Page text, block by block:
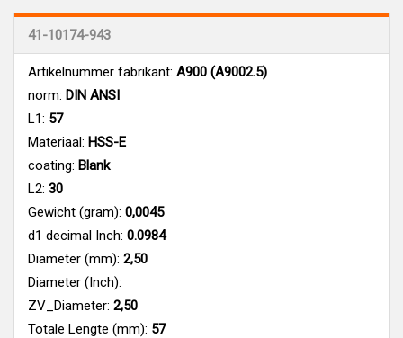
41-10174-943
Artikelnummer fabrikant: A900 (A9002.5)
norm: DIN ANSI
L1: 57
Materiaal: HSS-E
coating: Blank
L2: 30
Gewicht (gram): 0,0045
d1 decimal Inch: 0.0984
Diameter (mm): 2,50
Diameter (Inch):
ZV_Diameter: 2,50
Totale Lengte (mm): 57